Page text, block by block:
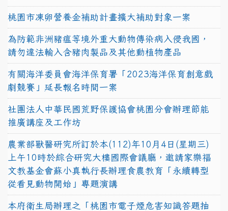
桃園市凍卵營養金補助計畫擴大補助對象一案
為防範非洲豬瘟等境外重大動物傳染病入侵我國，
請勿違法輸入含豬肉製品及其他動植物產品
有關海洋委員會海洋保育署「2023海洋保育創意戲
劇競賽」延長報名時間一案
社團法人中華民國荒野保護協會桃園分會辦理節能
推廣講座及工作坊
農業部獸醫研究所訂於本(112)年10月4日(星期三)
上午10時於綜合研究大樓國際會議廳，邀請家樂福
文教基金會蘇小真執行長辦理食農教育「永續轉型
從看見動物開始」專題演講
本府衛生局辦理之「桃園市電子煙危害知識答題抽